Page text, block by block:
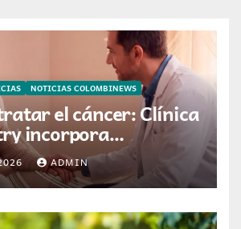
NOTICIAS COLOMBINEWS
el cáncer: Clínica
incorpora
que ayuda a
cabello y la
durante la
ADMIN